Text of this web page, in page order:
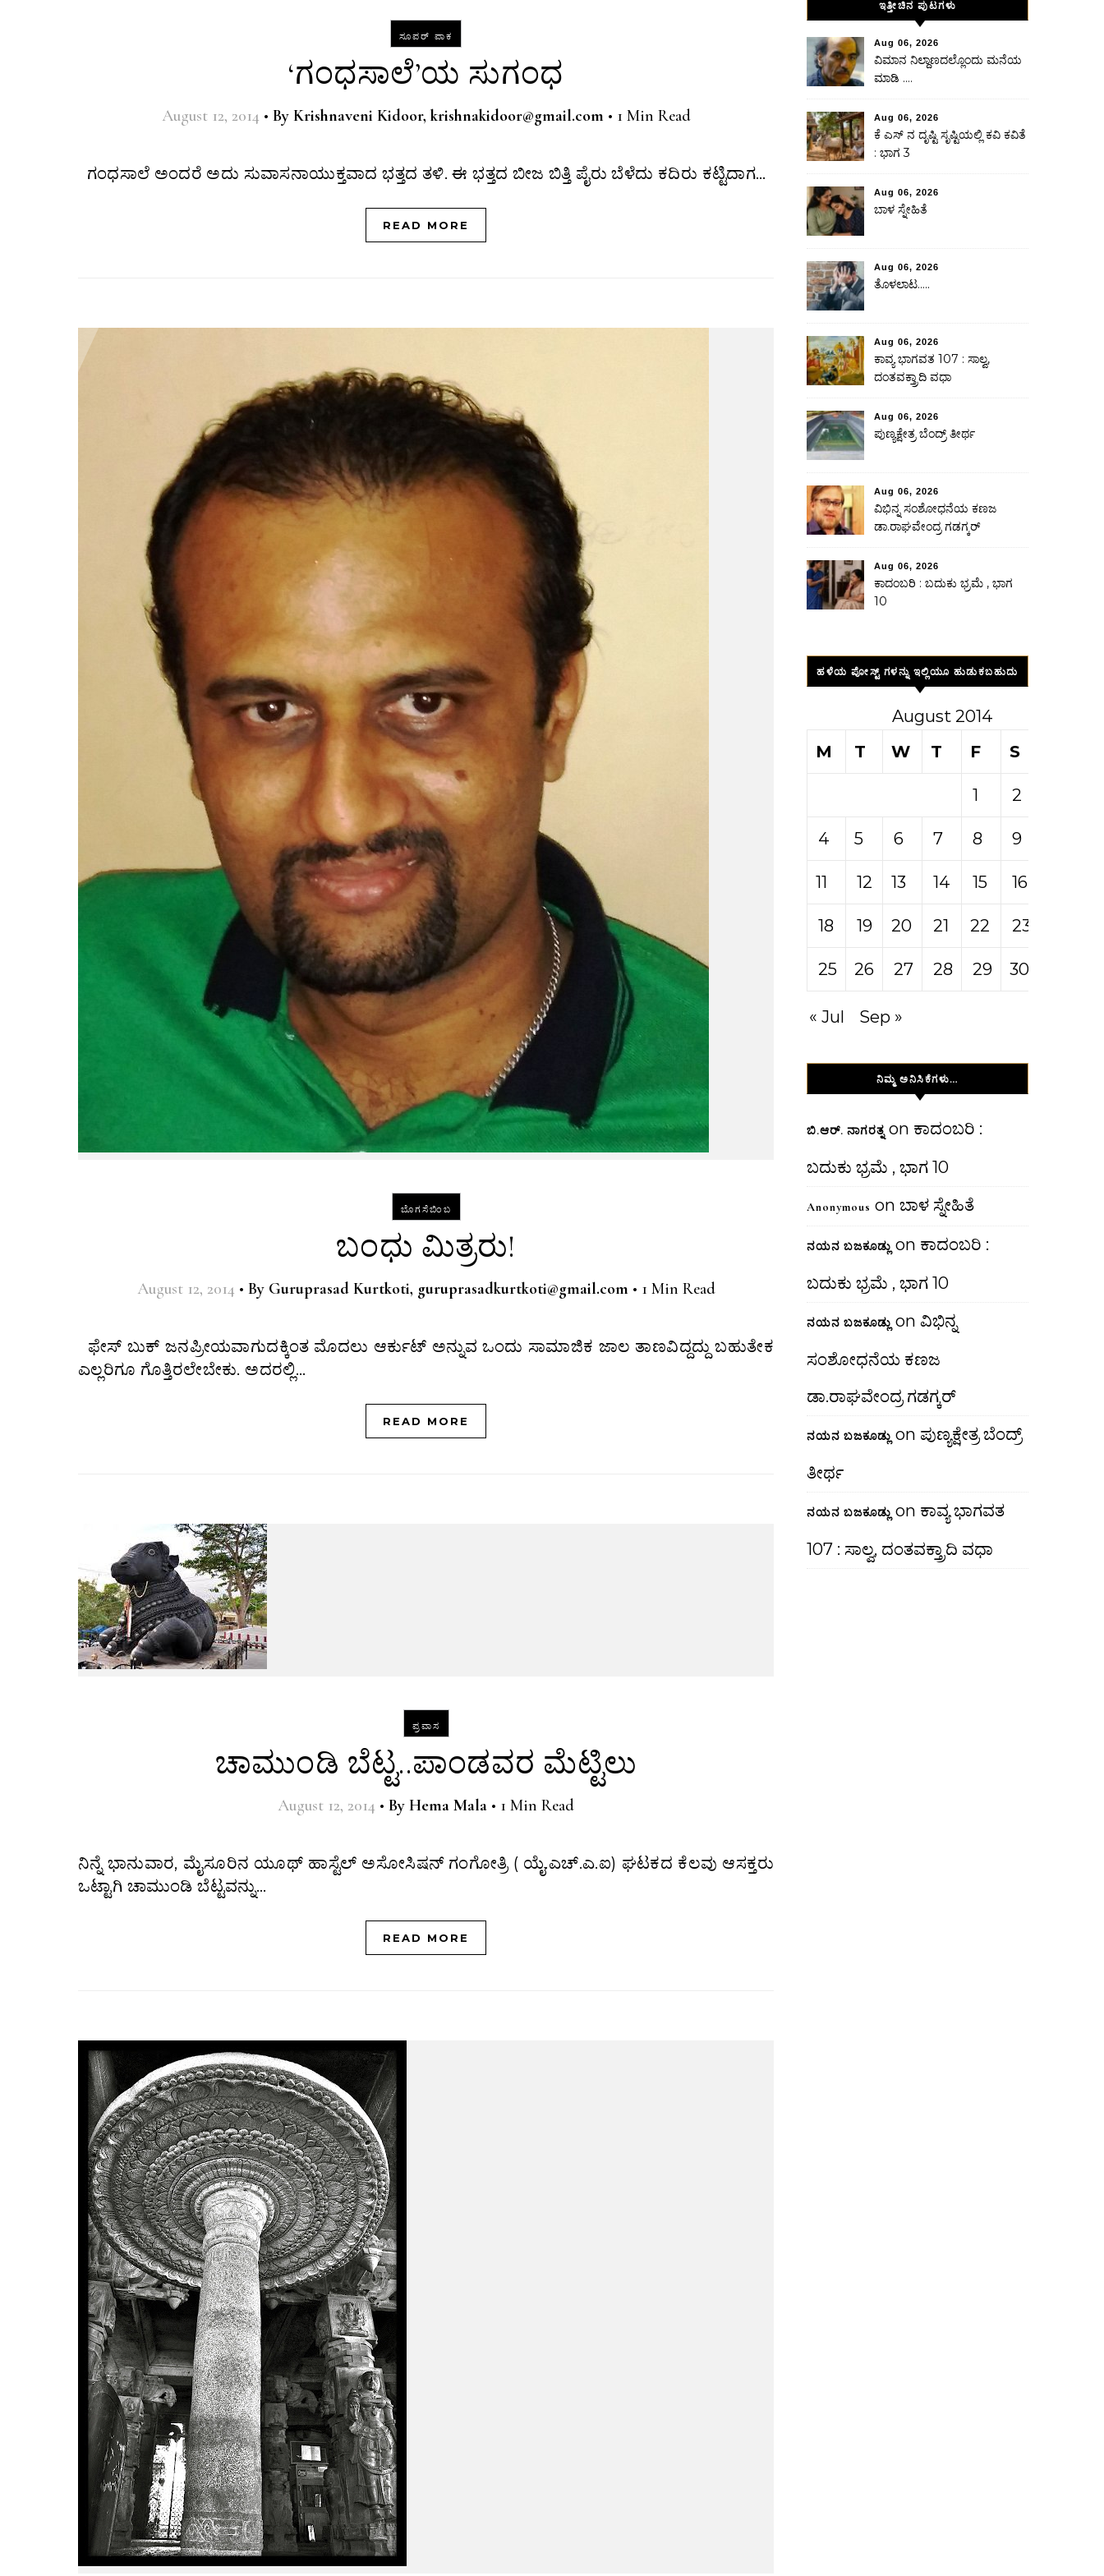
ಸೂಪರ್ ಪಾಕ
‘ಗಂಧಸಾಲೆ’ಯ ಸುಗಂಧ
August 12, 2014 • By Krishnaveni Kidoor, krishnakidoor@gmail.com • 1 Min Read
ಗಂಧಸಾಲೆ ಅಂದರೆ ಅದು ಸುವಾಸನಾಯುಕ್ತವಾದ ಭತ್ತದ ತಳಿ. ಈ ಭತ್ತದ ಬೀಜ ಬಿತ್ತಿ ಪೈರು ಬೆಳೆದು ಕದಿರು ಕಟ್ಟಿದಾಗ…
READ MORE
ಬೊಗಸೆಬಿಂಬ
ಬಂಧು ಮಿತ್ರರು!
August 12, 2014 • By Guruprasad Kurtkoti, guruprasadkurtkoti@gmail.com • 1 Min Read
ಫೇಸ್ ಬುಕ್ ಜನಪ್ರೀಯವಾಗುದಕ್ಕಿಂತ ಮೊದಲು ಆರ್ಕುಟ್ ಅನ್ನುವ ಒಂದು ಸಾಮಾಜಿಕ ಜಾಲ ತಾಣವಿದ್ದದ್ದು ಬಹುತೇಕ
ಎಲ್ಲರಿಗೂ ಗೊತ್ತಿರಲೇಬೇಕು. ಅದರಲ್ಲಿ…
READ MORE
ಪ್ರವಾಸ
ಚಾಮುಂಡಿ ಬೆಟ್ಟ..ಪಾಂಡವರ ಮೆಟ್ಟಿಲು
August 12, 2014 • By Hema Mala • 1 Min Read
ನಿನ್ನೆ ಭಾನುವಾರ, ಮೈಸೂರಿನ ಯೂಥ್ ಹಾಸ್ಟೆಲ್ ಅಸೋಸಿಷನ್ ಗಂಗೋತ್ರಿ ( ಯೈ.ಎಚ್.ಎ.ಐ) ಘಟಕದ ಕೆಲವು ಆಸಕ್ತರು
ಒಟ್ಟಾಗಿ ಚಾಮುಂಡಿ ಬೆಟ್ಟವನ್ನು…
READ MORE
ಇತ್ತೀಚಿನ ಪುಟಗಳು
Aug 06, 2026
ವಿಮಾನ ನಿಲ್ದಾಣದಲ್ಲೊಂದು ಮನೆಯ
ಮಾಡಿ ….
Aug 06, 2026
ಕೆ ಎಸ್ ನ ದೃಷ್ಟಿ ಸೃಷ್ಟಿಯಲ್ಲಿ ಕವಿ ಕವಿತೆ
: ಭಾಗ 3
Aug 06, 2026
ಬಾಳ ಸ್ನೇಹಿತೆ
Aug 06, 2026
ತೊಳಲಾಟ…..
Aug 06, 2026
ಕಾವ್ಯ ಭಾಗವತ 107 : ಸಾಲ್ವ,
ದಂತವಕ್ತ್ರಾದಿ ವಧಾ
Aug 06, 2026
ಪುಣ್ಯಕ್ಷೇತ್ರ ಬೆಂದ್ರ್ ತೀರ್ಥ
Aug 06, 2026
ವಿಭಿನ್ನ ಸಂಶೋಧನೆಯ ಕಣಜ
ಡಾ.ರಾಘವೇಂದ್ರ ಗಡಗ್ಕರ್
Aug 06, 2026
ಕಾದಂಬರಿ : ಬದುಕು ಭ್ರಮೆ , ಭಾಗ
10
ಹಳೆಯ ಪೋಸ್ಟ್ ಗಳನ್ನು ಇಲ್ಲಿಯೂ ಹುಡುಕಬಹುದು
August 2014
M
T W T F S
1 2
4 5 6 7 8 9
11 12 13 14 15 16
18 19 20 21 22 23
25 26 27 28 29 30
« Jul Sep »
ನಿಮ್ಮ ಅನಿಸಿಕೆಗಳು…
ಬಿ.ಆರ್. ನಾಗರತ್ನ on ಕಾದಂಬರಿ :
ಬದುಕು ಭ್ರಮೆ , ಭಾಗ 10
Anonymous on ಬಾಳ ಸ್ನೇಹಿತೆ
ನಯನ ಬಜಕೂಡ್ಲು on ಕಾದಂಬರಿ :
ಬದುಕು ಭ್ರಮೆ , ಭಾಗ 10
ನಯನ ಬಜಕೂಡ್ಲು on ವಿಭಿನ್ನ
ಸಂಶೋಧನೆಯ ಕಣಜ
ಡಾ.ರಾಘವೇಂದ್ರ ಗಡಗ್ಕರ್
ನಯನ ಬಜಕೂಡ್ಲು on ಪುಣ್ಯಕ್ಷೇತ್ರ ಬೆಂದ್ರ್
ತೀರ್ಥ
ನಯನ ಬಜಕೂಡ್ಲು on ಕಾವ್ಯ ಭಾಗವತ
107 : ಸಾಲ್ವ, ದಂತವಕ್ತ್ರಾದಿ ವಧಾ